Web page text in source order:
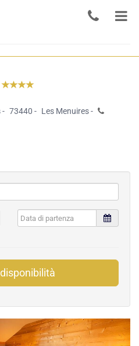
- 73440 - Les Menuires -